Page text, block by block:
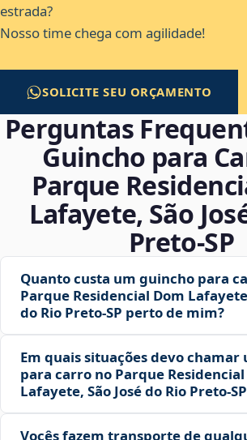
estrada?
Nosso time chega com agilidade!
SOLICITE SEU ORÇAMENTO
Perguntas
Guincho para
Parque
Lafayete, São
Preto‑SP
Quanto custa um guincho para
Parque Residencial Dom
do Rio Preto‑SP perto de mim?
Em quais situações devo
para carro no Parque Residencial
Lafayete, São José do Rio
Vocês fazem transporte de